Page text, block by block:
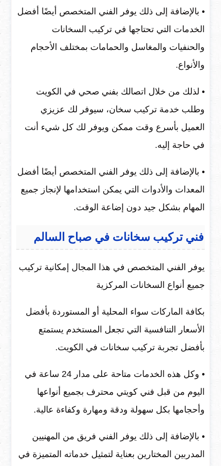
• بالإضافة إلى ذلك يوفر الفني المتخصص أيضًا أفضل
الخدمات التي تحتاجها في تركيب السخانات
والحنفيات والمغاسل والحمامات بمختلف الأحجام
والأنواع.
• لذلك من خلال اتصالك بفني صحي في الكويت
وطلب خدمة تركيب سخان، سيوفر لك عزيزي
العميل بأسرع وقت ممكن ويوفر لك كل شيء أنت
في حاجة إليه.
• بالإضافة إلى ذلك يوفر الفني المتخصص أيضًا أفضل
المعدات والأدوات التي يمكن استخدامها لإنجاز جميع
المهام بشكل جيد دون إضاعة الوقت.
فني تركيب سخانات في صباح السالم
يوفر الفني المتخصص في هذا المجال إمكانية تركيب
جميع أنواع السخانات المركزية
بكافة الماركات سواء المحلية أو المستوردة بأفضل
الأسعار التنافسية التي تجعل المستخدم يستمتع
بأفضل تجربة تركيب سخانات في الكويت.
• وكل هذه الخدمات متاحة على مدار 24 ساعة في
اليوم من قبل فني كويتي محترف بجميع أنواعها
وأحجامها بكل سهولة ودقة ومهارة وكفاءة عالية.
• بالإضافة إلى ذلك يوفر الفني فريق من المهنيين
المدربين المختارين بعناية لتمثيل خدماته المتميزة في